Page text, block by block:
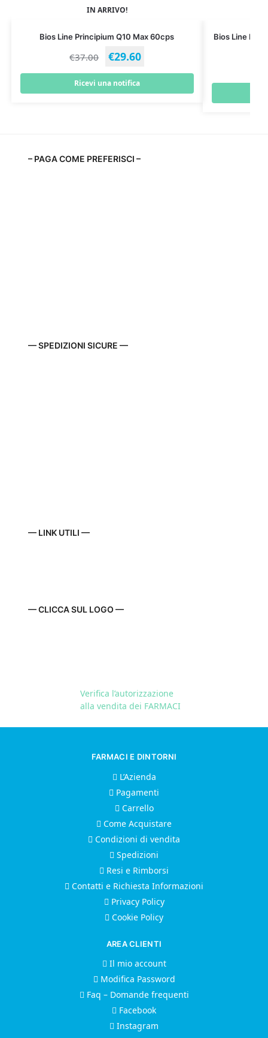
IN ARRIVO!
Bios Line Principium Q10 Max 60cps
€37.00 €29.60
Ricevi una notifica
Bios Line
– PAGA COME PREFERISCI –
— SPEDIZIONI SICURE —
— LINK UTILI —
— CLICCA SUL LOGO —
Verifica l’autorizzazione
alla vendita dei FARMACI
FARMACI E DINTORNI
L’Azienda
Pagamenti
Carrello
Come Acquistare
Condizioni di vendita
Spedizioni
Resi e Rimborsi
Contatti e Richiesta Informazioni
Privacy Policy
Cookie Policy
AREA CLIENTI
Il mio account
Modifica Password
Faq – Domande frequenti
Facebook
Instagram